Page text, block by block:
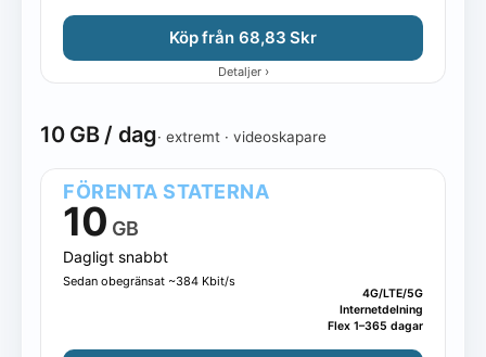
Köp från 68,83 Skr
Detaljer ›
10 GB / dag· extremt · videoskapare
FÖRENTA STATERNA
10 GB
Dagligt snabbt
Sedan obegränsat ~384 Kbit/s
4G/LTE/5G
Internetdelning
Flex 1–365 dagar